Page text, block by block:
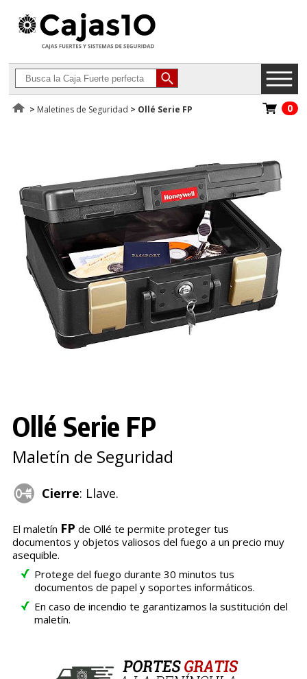
> Maletines de Seguridad > Ollé Serie FP 0
Ollé Serie FP
Maletín de Seguridad
Cierre: Llave.
El maletín FP de Ollé te permite proteger tus
documentos y objetos valiosos del fuego a un precio muy
asequible.
Protege del fuego durante 30 minutos tus
documentos de papel y soportes informáticos.
En caso de incendio te garantizamos la sustitución del
maletín.